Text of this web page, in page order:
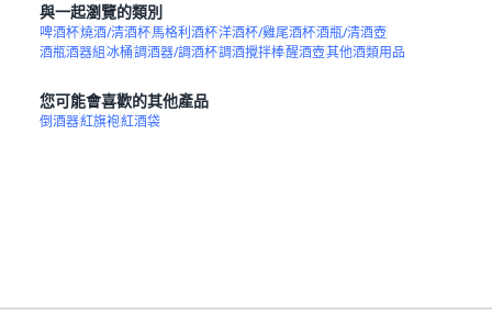
與一起瀏覽的類別
啤酒杯燒酒/清酒杯馬格利酒杯洋酒杯/雞尾酒杯酒瓶/清酒壺
酒瓶酒器組冰桶調酒器/調酒杯調酒攪拌棒醒酒壺其他酒類用品
您可能會喜歡的其他產品
倒酒器紅旗袍紅酒袋